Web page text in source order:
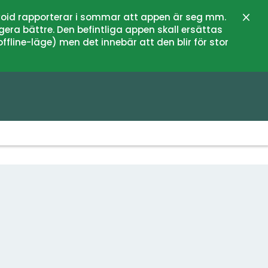
rapporterar i sommar att appen är seg mm.
bättre. Den befintliga appen skall ersättas
läge) men det innebär att den blir för stor